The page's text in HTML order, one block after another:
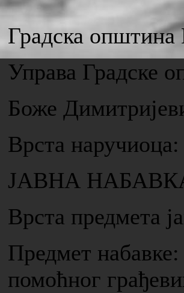
Градска општина
Управа Градске
Боже
Врста
ЈАВНА НАБАВКА
Врста предмета
Предмет набавке:
помоћног